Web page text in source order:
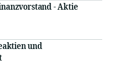
- Aktie
und